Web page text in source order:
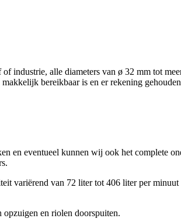
industrie, alle diameters van ø 32 mm tot
bereikbaar is en er rekening
en eventueel kunnen wij ook het complete
variërend van 72 liter tot 406 liter per minuut
en riolen doorspuiten.